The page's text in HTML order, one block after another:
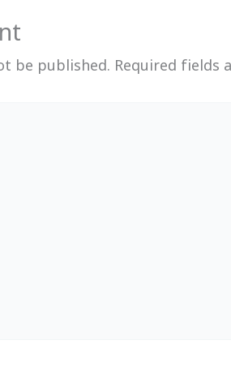
be published. Required fields